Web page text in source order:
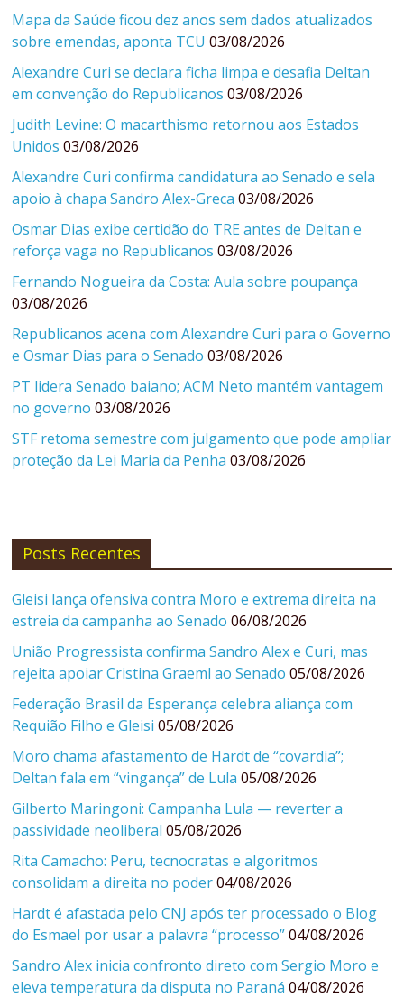
Mapa da Saúde ficou dez anos sem dados atualizados
sobre emendas, aponta TCU 03/08/2026
Alexandre Curi se declara ficha limpa e desafia Deltan
em convenção do Republicanos 03/08/2026
Judith Levine: O macarthismo retornou aos Estados
Unidos 03/08/2026
Alexandre Curi confirma candidatura ao Senado e sela
apoio à chapa Sandro Alex-Greca 03/08/2026
Osmar Dias exibe certidão do TRE antes de Deltan e
reforça vaga no Republicanos 03/08/2026
Fernando Nogueira da Costa: Aula sobre poupança
03/08/2026
Republicanos acena com Alexandre Curi para o Governo
e Osmar Dias para o Senado 03/08/2026
PT lidera Senado baiano; ACM Neto mantém vantagem
no governo 03/08/2026
STF retoma semestre com julgamento que pode ampliar
proteção da Lei Maria da Penha 03/08/2026
Posts Recentes
Gleisi lança ofensiva contra Moro e extrema direita na
estreia da campanha ao Senado 06/08/2026
União Progressista confirma Sandro Alex e Curi, mas
rejeita apoiar Cristina Graeml ao Senado 05/08/2026
Federação Brasil da Esperança celebra aliança com
Requião Filho e Gleisi 05/08/2026
Moro chama afastamento de Hardt de “covardia”;
Deltan fala em “vingança” de Lula 05/08/2026
Gilberto Maringoni: Campanha Lula — reverter a
passividade neoliberal 05/08/2026
Rita Camacho: Peru, tecnocratas e algoritmos
consolidam a direita no poder 04/08/2026
Hardt é afastada pelo CNJ após ter processado o Blog
do Esmael por usar a palavra “processo” 04/08/2026
Sandro Alex inicia confronto direto com Sergio Moro e
eleva temperatura da disputa no Paraná 04/08/2026